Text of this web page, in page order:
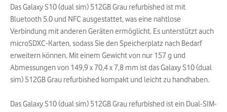
Das Galaxy S10 (dual sim) 512GB Grau refurbished ist mit
Bluetooth 5.0 und NFC ausgestattet, was eine nahtlose
Verbindung mit anderen Geräten ermöglicht. Es unterstützt auch
microSDXC-Karten, sodass Sie den Speicherplatz nach Bedarf
erweitern können. Mit einem Gewicht von nur 157 g und
Abmessungen von 149,9 x 70,4 x 7,8 mm ist das Galaxy S10 (dual
sim) 512GB Grau refurbished kompakt und leicht zu handhaben.
Das Galaxy S10 (dual sim) 512GB Grau refurbished ist ein Dual-SIM-